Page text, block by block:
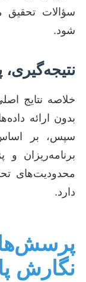
سؤالات تحقیق
شود.
خلاصه نتایج
بدون ارائه
سپس، بر اساس
برنامه‌ریزان و
محدودیت‌های
دارد.
نگارش